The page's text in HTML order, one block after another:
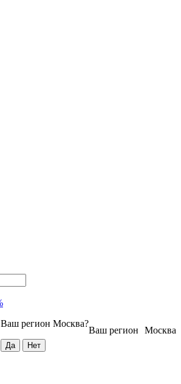
Москва
Ваш регион
Ваш регион Москва?